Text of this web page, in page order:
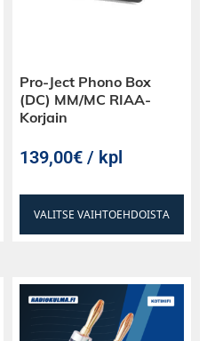
Pro-Ject Phono Box
(DC) MM/MC RIAA-
Korjain
139,00€ / kpl
VALITSE VAIHTOEHDOISTA